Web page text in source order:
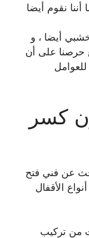
نقوم أيضا
أيضا ، و
حرصنا على أن
كسر
عن فني فتح
الأقفال
من تركيب